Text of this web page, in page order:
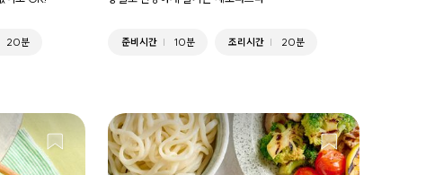
20분 준비시간 10분 조리시간 20분